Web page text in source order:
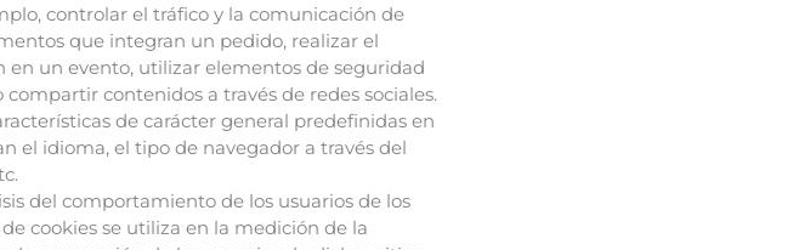
controlar el tráfico y la comunicación de
que integran un pedido, realizar el
un evento, utilizar elementos de seguridad
contenidos a través de redes sociales.
de carácter general predefinidas en
el idioma, el tipo de navegador a través del
del comportamiento de los usuarios de los
cookies se utiliza en la medición de la